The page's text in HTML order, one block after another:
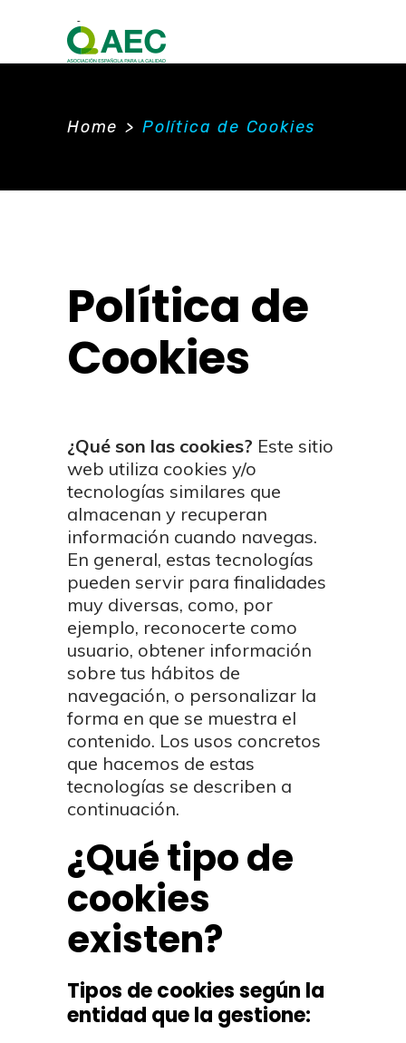
Home > Política de Cookies
Política de
Cookies
¿Qué son las cookies? Este sitio
web utiliza cookies y/o
tecnologías similares que
almacenan y recuperan
información cuando navegas.
En general, estas tecnologías
pueden servir para finalidades
muy diversas, como, por
ejemplo, reconocerte como
usuario, obtener información
sobre tus hábitos de
navegación, o personalizar la
forma en que se muestra el
contenido. Los usos concretos
que hacemos de estas
tecnologías se describen a
continuación.
¿Qué tipo de
cookies
existen?
Tipos de cookies según la
entidad que la gestione: